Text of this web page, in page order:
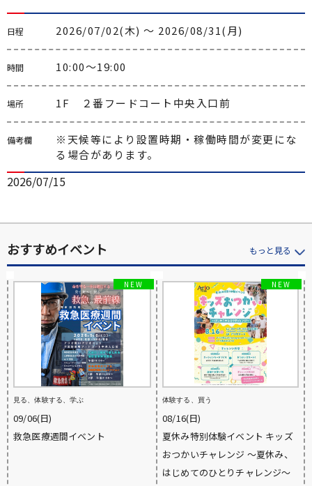
日程 2026/07/02(木) 〜 2026/08/31(月)
時間 10:00～19:00
場所 1F　２番フードコート中央入口前
備考欄
※天候等により設置時期・稼働時間が変更にな
る場合があります。
2026/07/15
おすすめイベント もっと見る
見る、体験する、学ぶ
09/06(日)
救急医療週間イベント
体験する、買う
08/16(日)
夏休み特別体験イベント キッズ
おつかいチャレンジ ～夏休み、
はじめてのひとりチャレンジ～